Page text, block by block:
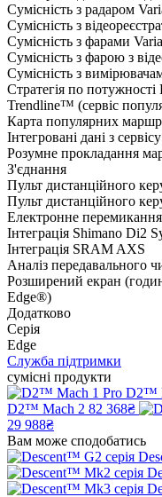
Сумісність з радаром
Сумісність з
Сумісність з фарами
Сумісність з фарою з
Сумісність з
Стратегія по
Trendline™ (сервіс
Карта популярних
Інтегровані дані з
Розумне прокладання
З'єднання
Пульт дистанційного
Пульт дистанційного
Електронне
Інтеграція Shimano Di2
Інтеграція SRAM AXS
Аналіз передавального
Розширений екран
Edge®)
Додатково
Серія
Edge
Служба підтримки
сумісні продукти
D2™
D2™ Mach 2 82 368₴
29 988₴
Вам може сподобатись